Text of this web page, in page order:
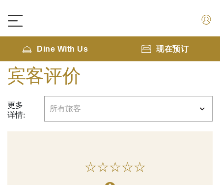
Dine With Us 现在预订
宾客评价
更多
详情:
★★★★★
☆☆☆☆☆